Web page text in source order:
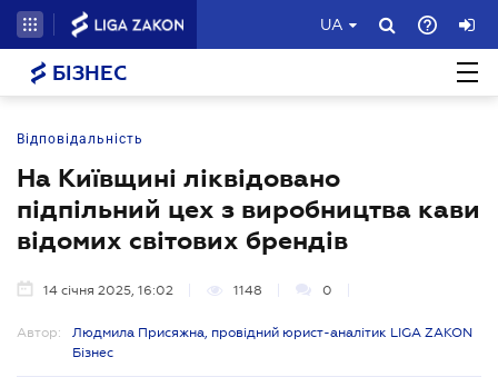
UA
БІЗНЕС
Відповідальність
На Київщині ліквідовано
підпільний цех з виробництва кави
відомих світових брендів
14 січня 2025, 16:02 1148 0
Автор:
Людмила Присяжна, провідний юрист-аналітик LIGA ZAKON
Бізнес